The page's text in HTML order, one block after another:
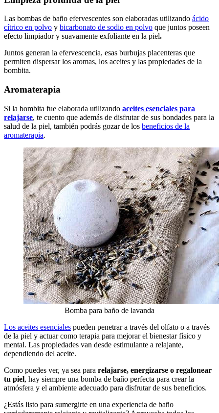
Las bombas de baño efervescentes son elaboradas utilizando ácido
cítrico en polvo y bicarbonato de sodio en polvo que juntos poseen
efecto limpiador y suavamente exfoliante en la piel.
Juntos generan la efervescencia, esas burbujas placenteras que
permiten dispersar los aromas, los aceites y las propiedades de la
bombita.
Aromaterapia
Si la bombita fue elaborada utilizando aceites esenciales para
relajarse, te cuento que además de disfrutar de sus bondades para la
salud de la piel, también podrás gozar de los beneficios de la
aromaterapia.
Bomba para baño de lavanda
Los aceites esenciales pueden penetrar a través del olfato o a través
de la piel y actuar como terapia para mejorar el bienestar físico y
mental. Las propiedades van desde estimulante a relajante,
dependiendo del aceite.
Como puedes ver, ya sea para relajarse, energizarse o regalonear
tu piel, hay siempre una bomba de baño perfecta para crear la
atmósfera y el ambiente adecuado para disfrutar de sus beneficios.
¿Estás listo para sumergirte en una experiencia de baño